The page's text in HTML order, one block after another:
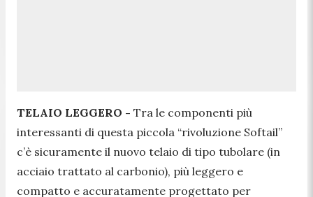
TELAIO LEGGERO - Tra le componenti più
interessanti di questa piccola “rivoluzione Softail”
c’è sicuramente il nuovo telaio di tipo tubolare (in
acciaio trattato al carbonio), più leggero e
compatto e accuratamente progettato per